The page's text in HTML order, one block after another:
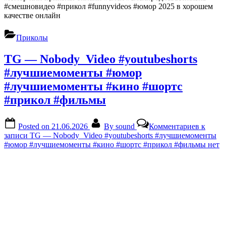
#смешновидео #прикол #funnyvideos #юмор 2025 в хорошем
качестве онлайн
Приколы
TG — Nobody_Video #youtubeshorts
#лучшиемоменты #юмор
#лучшиемоменты #кино #шортс
#прикол #фильмы
Posted on 21.06.2026 By sound Комментариев к
записи TG — Nobody_Video #youtubeshorts #лучшиемоменты
#юмор #лучшиемоменты #кино #шортс #прикол #фильмы нет